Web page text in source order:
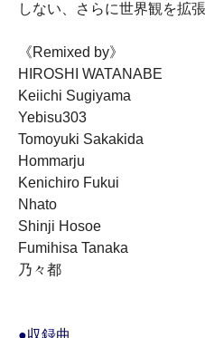
しない、さらに世界観を拡
《Remixed by》
HIROSHI WATANABE
Keiichi Sugiyama
Yebisu303
Tomoyuki Sakakida
Hommarju
Kenichiro Fukui
Nhato
Shinji Hosoe
Fumihisa Tanaka
乃々都
●収録曲